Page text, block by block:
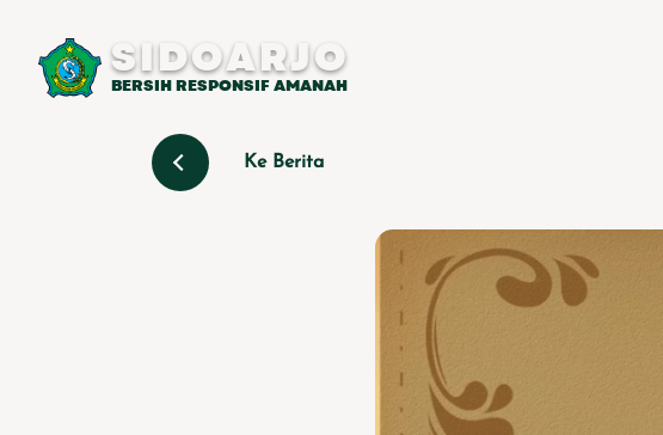
SIDOARJO
BERSIH RESPONSIF AMANAH
Ke Berita